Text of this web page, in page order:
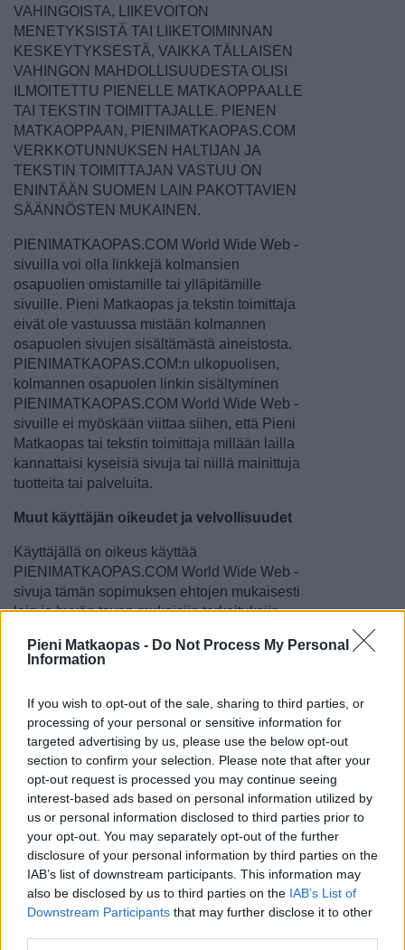
Pieni Matkaopas - Do Not Process My Personal
Information
If you wish to opt-out of the sale, sharing to third parties, or
processing of your personal or sensitive information for
targeted advertising by us, please use the below opt-out
section to confirm your selection. Please note that after your
opt-out request is processed you may continue seeing
interest-based ads based on personal information utilized by
us or personal information disclosed to third parties prior to
your opt-out. You may separately opt-out of the further
disclosure of your personal information by third parties on the
IAB’s list of downstream participants. This information may
also be disclosed by us to third parties on the IAB’s List of
Downstream Participants that may further disclose it to other
VAHINGOISTA, LIIKEVOITON
MENETYKSISTÄ TAI LIIKETOIMINNAN
KESKEYTYKSESTÄ, VAIKKA TÄLLAISEN
VAHINGON MAHDOLLISUUDESTA OLISI
ILMOITETTU PIENELLE MATKAOPPAALLE
TAI TEKSTIN TOIMITTAJALLE. PIENEN
MATKAOPPAAN, PIENIMATKAOPAS.COM
VERKKOTUNNUKSEN HALTIJAN JA
TEKSTIN TOIMITTAJAN VASTUU ON
ENINTÄÄN SUOMEN LAIN PAKOTTAVIEN
SÄÄNNÖSTEN MUKAINEN.
PIENIMATKAOPAS.COM World Wide Web -
sivuilla voi olla linkkejä kolmansien
osapuolien omistamille tai ylläpitämille
sivuille. Pieni Matkaopas ja tekstin toimittaja
eivät ole vastuussa mistään kolmannen
osapuolen sivujen sisältämästä aineistosta.
PIENIMATKAOPAS.COM:n ulkopuolisen,
kolmannen osapuolen linkin sisältyminen
PIENIMATKAOPAS.COM World Wide Web -
sivuille ei myöskään viittaa siihen, että Pieni
Matkaopas tai tekstin toimittaja millään lailla
kannattaisi kyseisiä sivuja tai niillä mainittuja
tuotteita tai palveluita.
Muut käyttäjän oikeudet ja velvollisuudet
Käyttäjällä on oikeus käyttää
PIENIMATKAOPAS.COM World Wide Web -
sivuja tämän sopimuksen ehtojen mukaisesti
lain ja hyvän tavan mukaisiin tarkoituksiin.
Jos Käyttäjä rekisteröityy
PIENIMATKAOPAS.COM World Wide Web -
käyttäjätunnuksen ja salasanan. Käyttäjä
vastaa siitä, että käyttäjätunnus ja salasana
eivät joudu ulkopuolisten tietoon. Käyttäjä
sitoutuu pitämään käyttäjätunnuksen ja
salasanan omana tietonaan ja säilyttämään
ne huolellisesti. Käyttäjä on vastuussa
kaikesta käyttäjätunnuksellaan ja
salasanallaan tapahtuneesta käytöstä.
Pieni Matkaopas ei vastaa käyttäjien
tuottaman Aineiston (missä tahansa
muodossa oleva aineisto, kuten teksti, kuva,
video, jne.) lainmukaisuudesta tai